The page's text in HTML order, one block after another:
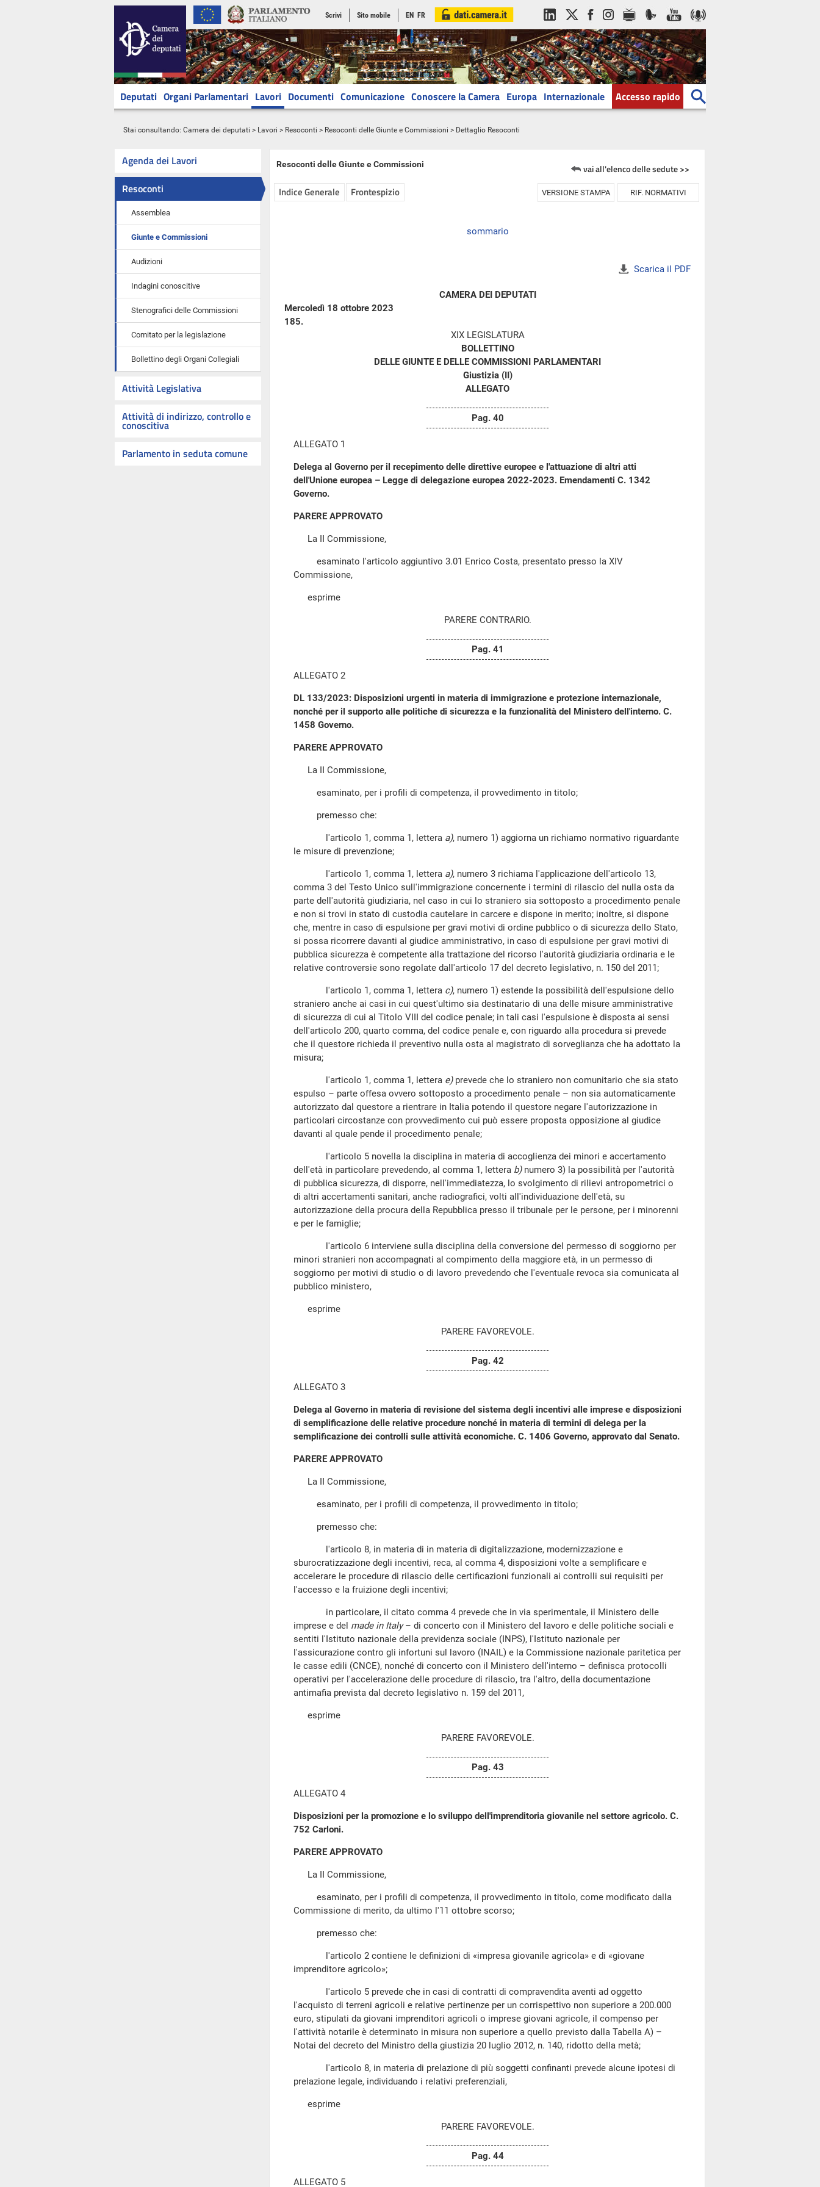
Scrivi Sito mobile EN FR
Deputati Organi Parlamentari Lavori Documenti Comunicazione Conoscere la Camera Europa Internazionale Accesso rapido
Stai consultando: Camera dei deputati > Lavori > Resoconti > Resoconti delle Giunte e Commissioni > Dettaglio Resoconti
Agenda dei Lavori
Resoconti
Assemblea
Giunte e Commissioni
Audizioni
Indagini conoscitive
Stenografici delle Commissioni
Comitato per la legislazione
Bollettino degli Organi Collegiali
Attività Legislativa
Attività di indirizzo, controllo e
conoscitiva
Parlamento in seduta comune
Resoconti delle Giunte e Commissioni vai all'elenco delle sedute >>
Indice Generale Frontespizio VERSIONE STAMPA RIF. NORMATIVI
sommario
Scarica il PDF
CAMERA DEI DEPUTATI
Mercoledì 18 ottobre 2023
185.
XIX LEGISLATURA
BOLLETTINO
DELLE GIUNTE E DELLE COMMISSIONI PARLAMENTARI
Giustizia (II)
ALLEGATO
Pag. 40
ALLEGATO 1
Delega al Governo per il recepimento delle direttive europee e l'attuazione di altri atti
dell'Unione europea – Legge di delegazione europea 2022-2023. Emendamenti C. 1342
Governo.
PARERE APPROVATO
La II Commissione,
esaminato l'articolo aggiuntivo 3.01 Enrico Costa, presentato presso la XIV
Commissione,
esprime
PARERE CONTRARIO.
Pag. 41
ALLEGATO 2
DL 133/2023: Disposizioni urgenti in materia di immigrazione e protezione internazionale,
nonché per il supporto alle politiche di sicurezza e la funzionalità del Ministero dell'interno. C.
1458 Governo.
PARERE APPROVATO
La II Commissione,
esaminato, per i profili di competenza, il provvedimento in titolo;
premesso che:
l'articolo 1, comma 1, lettera a), numero 1) aggiorna un richiamo normativo riguardante
le misure di prevenzione;
l'articolo 1, comma 1, lettera a), numero 3 richiama l'applicazione dell'articolo 13,
comma 3 del Testo Unico sull'immigrazione concernente i termini di rilascio del nulla osta da
parte dell'autorità giudiziaria, nel caso in cui lo straniero sia sottoposto a procedimento penale
e non si trovi in stato di custodia cautelare in carcere e dispone in merito; inoltre, si dispone
che, mentre in caso di espulsione per gravi motivi di ordine pubblico o di sicurezza dello Stato,
si possa ricorrere davanti al giudice amministrativo, in caso di espulsione per gravi motivi di
pubblica sicurezza è competente alla trattazione del ricorso l'autorità giudiziaria ordinaria e le
relative controversie sono regolate dall'articolo 17 del decreto legislativo, n. 150 del 2011;
l'articolo 1, comma 1, lettera c), numero 1) estende la possibilità dell'espulsione dello
straniero anche ai casi in cui quest'ultimo sia destinatario di una delle misure amministrative
di sicurezza di cui al Titolo VIII del codice penale; in tali casi l'espulsione è disposta ai sensi
dell'articolo 200, quarto comma, del codice penale e, con riguardo alla procedura si prevede
che il questore richieda il preventivo nulla osta al magistrato di sorveglianza che ha adottato la
misura;
l'articolo 1, comma 1, lettera e)prevede che lo straniero non comunitario che sia stato
espulso – parte offesa ovvero sottoposto a procedimento penale – non sia automaticamente
autorizzato dal questore a rientrare in Italia potendo il questore negare l'autorizzazione in
particolari circostanze con provvedimento cui può essere proposta opposizione al giudice
davanti al quale pende il procedimento penale;
l'articolo 5 novella la disciplina in materia di accoglienza dei minori e accertamento
dell'età in particolare prevedendo, al comma 1, lettera b)numero 3) la possibilità per l'autorità
di pubblica sicurezza, di disporre, nell'immediatezza, lo svolgimento di rilievi antropometrici o
di altri accertamenti sanitari, anche radiografici, volti all'individuazione dell'età, su
autorizzazione della procura della Repubblica presso il tribunale per le persone, per i minorenni
e per le famiglie;
l'articolo 6 interviene sulla disciplina della conversione del permesso di soggiorno per
minori stranieri non accompagnati al compimento della maggiore età, in un permesso di
soggiorno per motivi di studio o di lavoro prevedendo che l'eventuale revoca sia comunicata al
pubblico ministero,
esprime
PARERE FAVOREVOLE.
Pag. 42
ALLEGATO 3
Delega al Governo in materia di revisione del sistema degli incentivi alle imprese e disposizioni
di semplificazione delle relative procedure nonché in materia di termini di delega per la
semplificazione dei controlli sulle attività economiche. C. 1406 Governo, approvato dal Senato.
PARERE APPROVATO
La II Commissione,
esaminato, per i profili di competenza, il provvedimento in titolo;
premesso che:
l'articolo 8, in materia di in materia di digitalizzazione, modernizzazione e
sburocratizzazione degli incentivi, reca, al comma 4, disposizioni volte a semplificare e
accelerare le procedure di rilascio delle certificazioni funzionali ai controlli sui requisiti per
l'accesso e la fruizione degli incentivi;
in particolare, il citato comma 4 prevede che in via sperimentale, il Ministero delle
imprese e del made in Italy– di concerto con il Ministero del lavoro e delle politiche sociali e
sentiti l'Istituto nazionale della previdenza sociale (INPS), l'Istituto nazionale per
l'assicurazione contro gli infortuni sul lavoro (INAIL) e la Commissione nazionale paritetica per
le casse edili (CNCE), nonché di concerto con il Ministero dell'interno – definisca protocolli
operativi per l'accelerazione delle procedure di rilascio, tra l'altro, della documentazione
antimafia prevista dal decreto legislativo n. 159 del 2011,
esprime
PARERE FAVOREVOLE.
Pag. 43
ALLEGATO 4
Disposizioni per la promozione e lo sviluppo dell'imprenditoria giovanile nel settore agricolo. C.
752 Carloni.
PARERE APPROVATO
La II Commissione,
esaminato, per i profili di competenza, il provvedimento in titolo, come modificato dalla
Commissione di merito, da ultimo l'11 ottobre scorso;
premesso che:
l'articolo 2 contiene le definizioni di «impresa giovanile agricola» e di «giovane
imprenditore agricolo»;
l'articolo 5 prevede che in casi di contratti di compravendita aventi ad oggetto
l'acquisto di terreni agricoli e relative pertinenze per un corrispettivo non superiore a 200.000
euro, stipulati da giovani imprenditori agricoli o imprese giovani agricole, il compenso per
l'attività notarile è determinato in misura non superiore a quello previsto dalla Tabella A) –
Notai del decreto del Ministro della giustizia 20 luglio 2012, n. 140, ridotto della metà;
l'articolo 8, in materia di prelazione di più soggetti confinanti prevede alcune ipotesi di
prelazione legale, individuando i relativi preferenziali,
esprime
PARERE FAVOREVOLE.
Pag. 44
ALLEGATO 5